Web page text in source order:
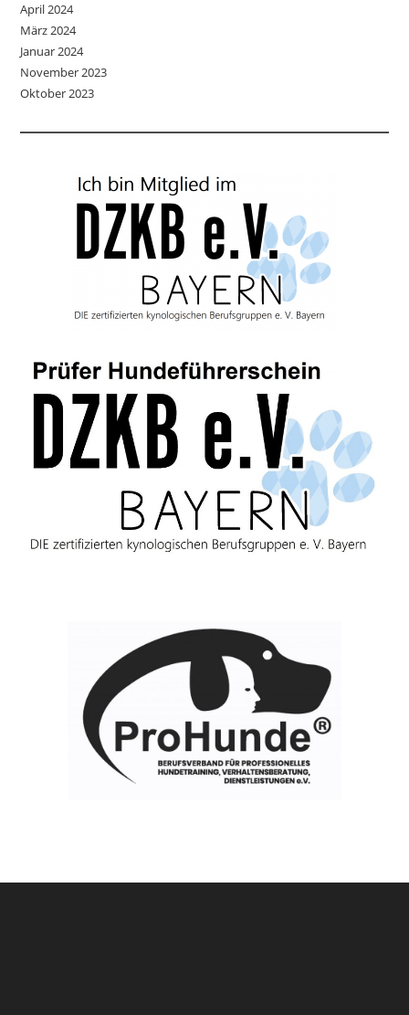
April 2024
März 2024
Januar 2024
November 2023
Oktober 2023